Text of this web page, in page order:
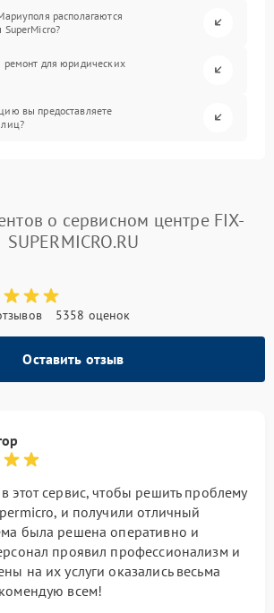
располагаются
ремонт для юридических
вы предоставляете
о сервисном центре FIX-
SUPERMICRO.RU
5358 оценок
Оставить отзыв
этот сервис, чтобы решить проблему
и получили отличный
была решена оперативно и
проявил профессионализм и
на их услуги оказались весьма
всем!